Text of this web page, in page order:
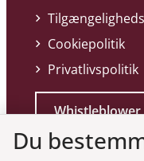
Cookiepolitik
Privatlivspolitik
Whistleblower
Du